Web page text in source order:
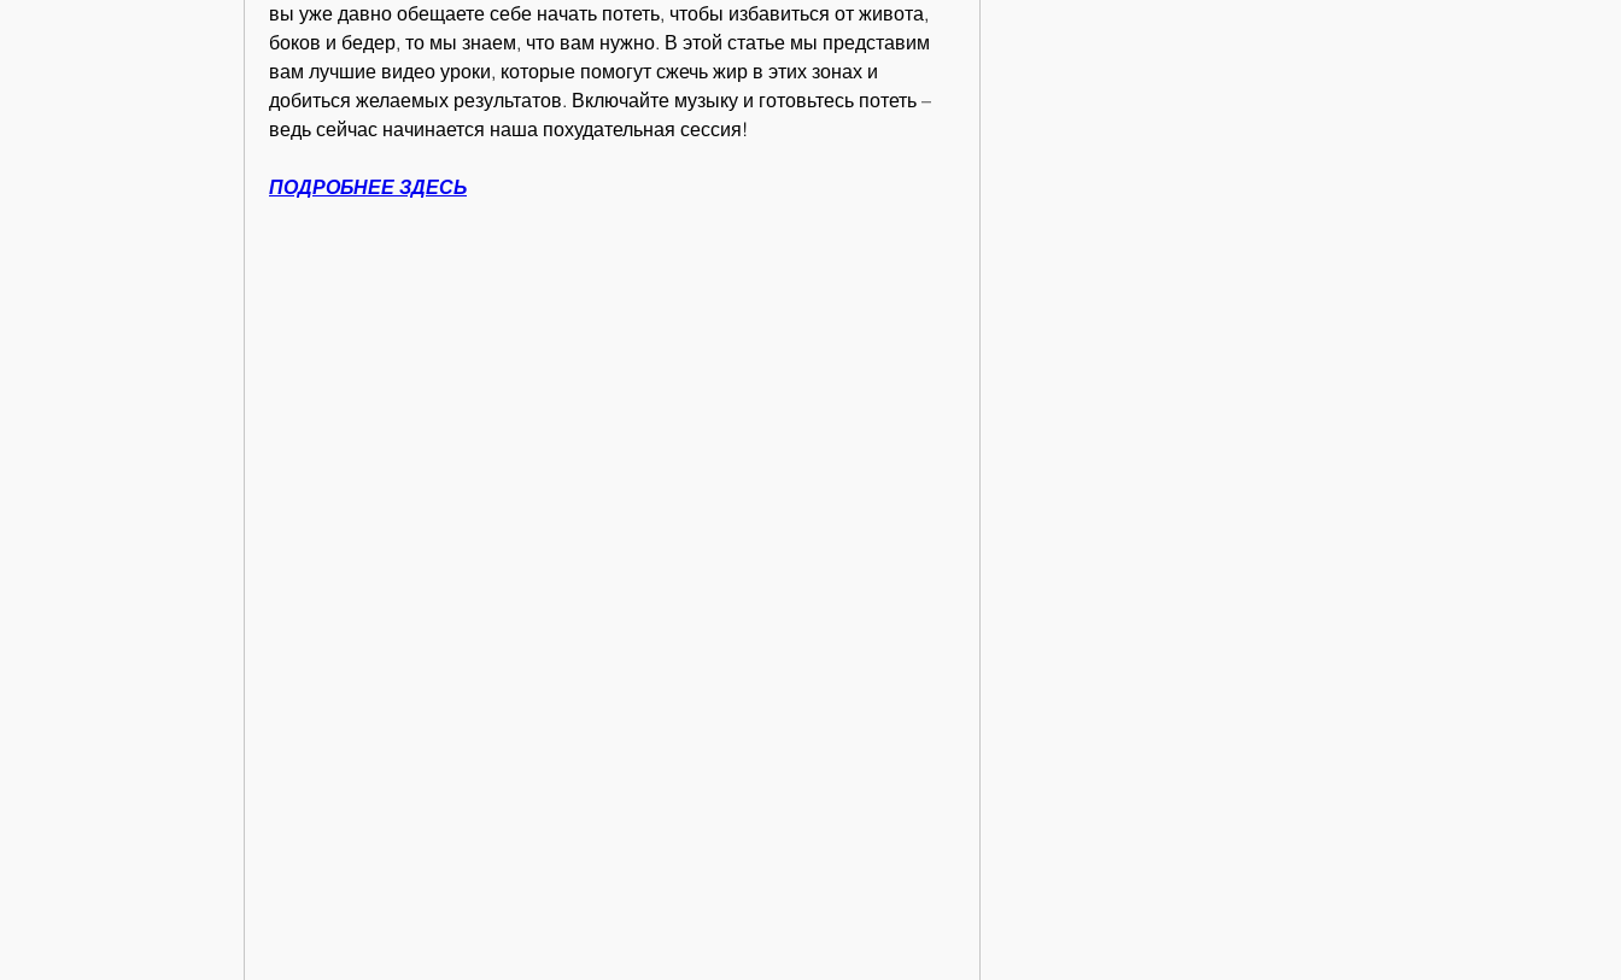
вы уже давно обещаете себе начать потеть, чтобы избавиться от живота,
боков и бедер, то мы знаем, что вам нужно. В этой статье мы представим
вам лучшие видео уроки, которые помогут сжечь жир в этих зонах и
добиться желаемых результатов. Включайте музыку и готовьтесь потеть –
ведь сейчас начинается наша похудательная сессия!
ПОДРОБНЕЕ ЗДЕСЬ